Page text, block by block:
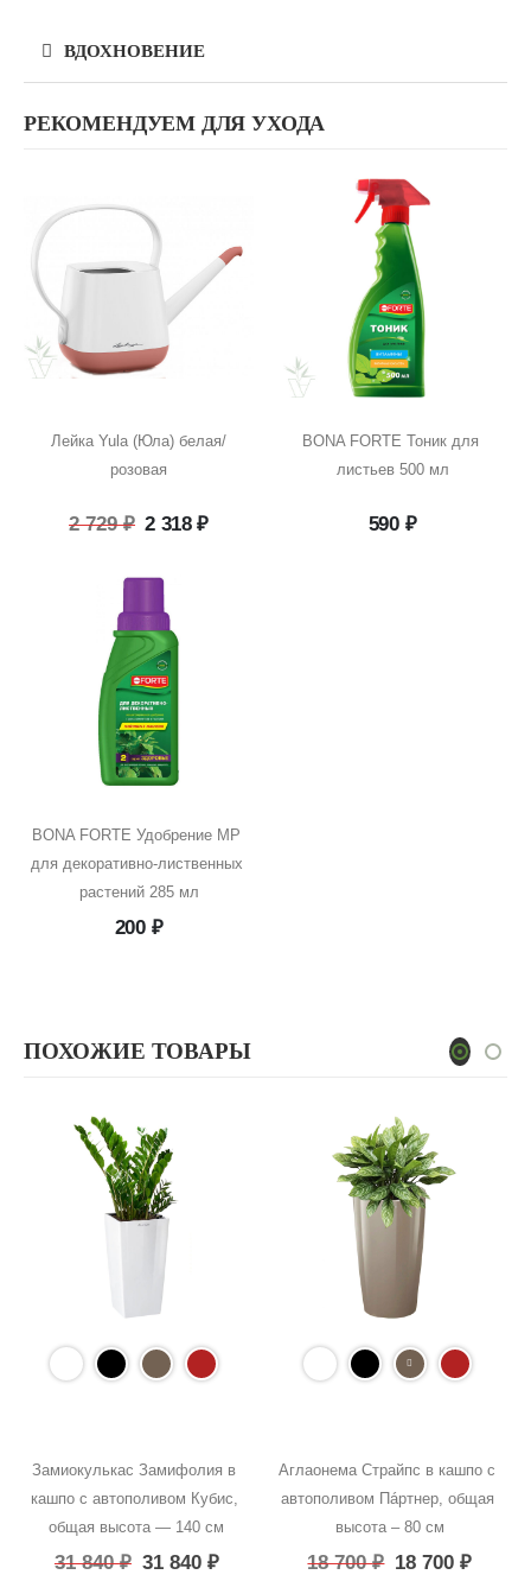
ВДОХНОВЕНИЕ
РЕКОМЕНДУЕМ ДЛЯ УХОДА
Лейка Yula (Юла) белая/
розовая
2 729₽ Первоначальная
2
729 ₽.
2 318₽Текущая
BONA FORTE Тоник для
листьев 500 мл
590 ₽
BONA FORTE Удобрение MP
для декоративно-лиственных
растений 285 мл
200 ₽
ПОХОЖИЕ ТОВАРЫ
Замиокулькас Замифолия в
кашпо с автополивом Кубис,
общая высота — 140 см
31 840₽ 31 840 ₽
Аглаонема Страйпс в кашпо с
автополивом Пáртнер, общая
высота – 80 см
18 700₽ 18 700₽